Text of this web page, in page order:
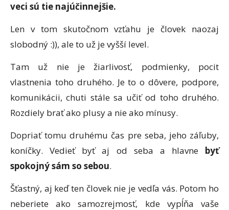
veci sú tie najúčinnejšie.
Len v tom skutočnom vzťahu je človek naozaj
slobodný :)), ale to už je vyšší level.
Tam už nie je žiarlivosť, podmienky, pocit
vlastnenia toho druhého. Je to o dôvere, podpore,
komunikácii, chuti stále sa učiť od toho druhého.
Rozdiely brať ako plusy a nie ako mínusy.
Dopriať tomu druhému čas pre seba, jeho záľuby,
koníčky. Vedieť byť aj od seba a hlavne byť
spokojný sám so sebou.
Šťastný, aj keď ten človek nie je vedľa vás. Potom ho
neberiete ako samozrejmosť, kde vypĺňa vaše